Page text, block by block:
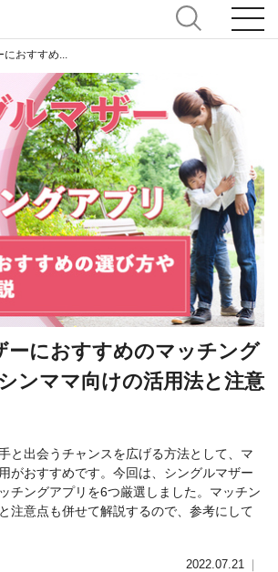
におすすめ...
ーにおすすめのマッチング
ンママ向けの活用法と注意
と出会うチャンスを広げる方法として、マ
がおすすめです。今回は、シングルマザー
チングアプリを6つ厳選しました。マッチン
注意点も併せて解説するので、参考にして
2022.07.21 ｜